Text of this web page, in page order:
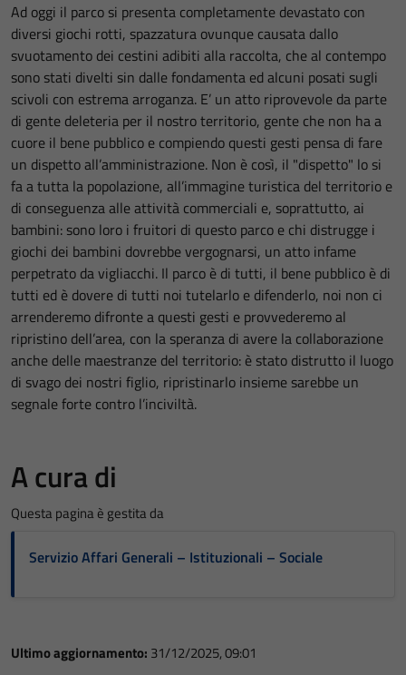
Ad oggi il parco si presenta completamente devastato con
diversi giochi rotti, spazzatura ovunque causata dallo
svuotamento dei cestini adibiti alla raccolta, che al contempo
sono stati divelti sin dalle fondamenta ed alcuni posati sugli
scivoli con estrema arroganza. E’ un atto riprovevole da parte
di gente deleteria per il nostro territorio, gente che non ha a
cuore il bene pubblico e compiendo questi gesti pensa di fare
un dispetto all’amministrazione. Non è così, il "dispetto" lo si
fa a tutta la popolazione, all’immagine turistica del territorio e
di conseguenza alle attività commerciali e, soprattutto, ai
bambini: sono loro i fruitori di questo parco e chi distrugge i
giochi dei bambini dovrebbe vergognarsi, un atto infame
perpetrato da vigliacchi. Il parco è di tutti, il bene pubblico è di
tutti ed è dovere di tutti noi tutelarlo e difenderlo, noi non ci
arrenderemo difronte a questi gesti e provvederemo al
ripristino dell’area, con la speranza di avere la collaborazione
anche delle maestranze del territorio: è stato distrutto il luogo
di svago dei nostri figlio, ripristinarlo insieme sarebbe un
segnale forte contro l’inciviltà.
A cura di
Questa pagina è gestita da
Servizio Affari Generali – Istituzionali – Sociale
Ultimo aggiornamento: 31/12/2025, 09:01